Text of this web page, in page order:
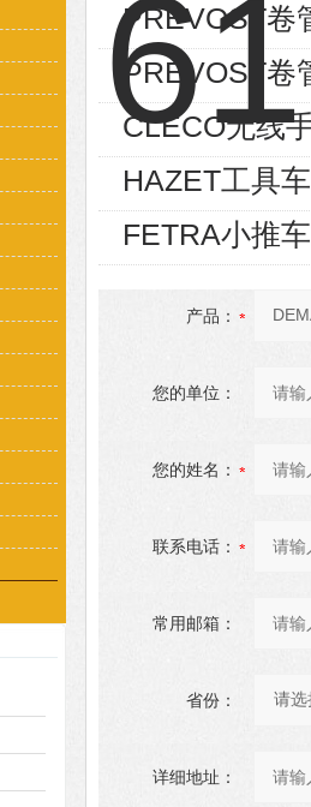
PREVOST卷
PREVOST卷
CLECO无线
HAZET工具
FETRA小推
产品：
您的单位：
您的姓名：
联系电话：
常用邮箱：
省份：
详细地址：